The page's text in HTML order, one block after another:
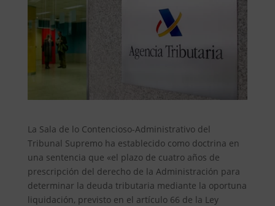
La Sala de lo Contencioso-Administrativo del
Tribunal Supremo ha establecido como doctrina en
una sentencia que «el plazo de cuatro años de
prescripción del derecho de la Administración para
determinar la deuda tributaria mediante la oportuna
liquidación, previsto en el artículo 66 de la Ley